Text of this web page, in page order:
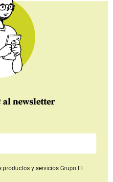
al newsletter
productos y serviciosGrupo EL